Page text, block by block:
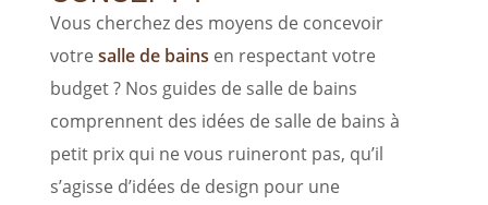
Vous cherchez des moyens de concevoir
votre salle de bains en respectant votre
budget ? Nos guides de salle de bains
comprennent des idées de salle de bains à
petit prix qui ne vous ruineront pas, qu’il
s’agisse d’idées de design pour une